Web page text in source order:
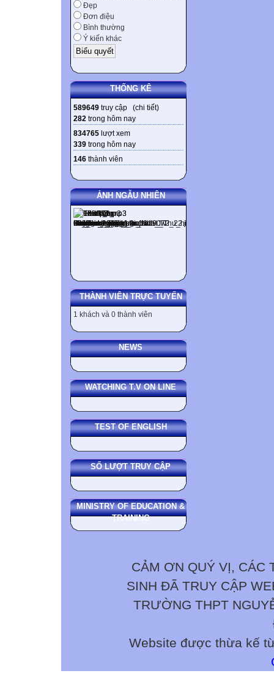
Đẹp
Đơn điệu
Bình thường
Ý kiến khác
THỐNG KÊ
589649 truy cập (chi tiết)
282 trong hôm nay
834765 lượt xem
339 trong hôm nay
146 thành viên
ẢNH NGẪU NHIÊN
THÀNH VIÊN TRỰC TUYẾN
1 khách và 0 thành viên
NEWS
WATCHING T.V ON LINE
TEST OF ENGLISH
SỐ LƯỢT TRUY CẬP
MINISTRY OF EDUCATION &
TRAINING
CẢM ƠN QUÝ VỊ, CÁC
SINH ĐÃ TRUY CẬP
TRƯỜNG THPT
Website được thừa kế